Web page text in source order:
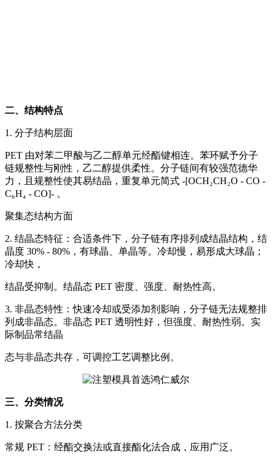
二、结构特点
1. 分子结构层面
PET 由对苯二甲酸与乙二醇单元经酯键相连。苯环赋予分子
链规整性与刚性，乙二醇提供柔性。分子链间有较强范德华
力，且规整性使其易结晶，重复单元简式 -[OCH₂CH₂O - CO -
C₆H₄ - CO]- 。
聚集态结构方面
2. 结晶态特征：合适条件下，分子链有序排列成结晶结构，结
晶度 30% - 80%，有球晶、单晶等。冷却慢，易形成大球晶；
冷却快，
结晶受抑制。结晶态 PET 密度、强度、耐热性高。
3. 非晶态特性：快速冷却或受添加剂影响，分子链无法规整排
列成非晶态。非晶态 PET 透明性好，但强度、耐热性弱。实
际制品常结晶
态与非晶态共存，可调控工艺调整比例。
三、分类情况
1. 按聚合方法分类
常规 PET：经酯交换法或直接酯化法合成，应用广泛。